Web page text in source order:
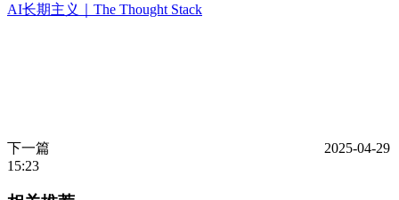
AI长期主义｜The Thought Stack
下一篇
2025-04-29
15:23